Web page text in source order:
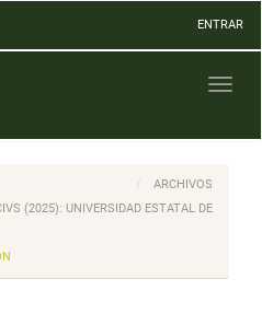
ENTRAR
ARCHIVOS
(2025): UNIVERSIDAD ESTATAL DE